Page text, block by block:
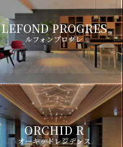
LEFOND PROGRES
ルフォンプログレ
ORCHID R
オーキッドレジデンス